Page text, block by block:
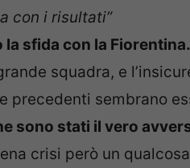
con i risultati”
sfida con la Fiorentina.
squadra, e
precedenti sembrano
sono stati il vero
crisi però un